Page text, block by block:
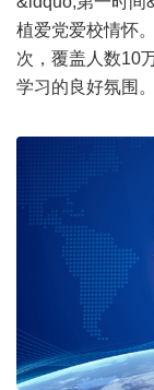
植爱党爱校情怀
次，覆盖人数10
学习的良好氛围。